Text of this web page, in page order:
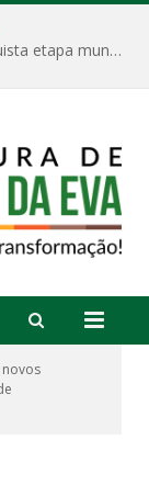
Escola Municipal Divino Espírito Santo conquista etapa municipal da V Feira Amazonense de Matemática
novos